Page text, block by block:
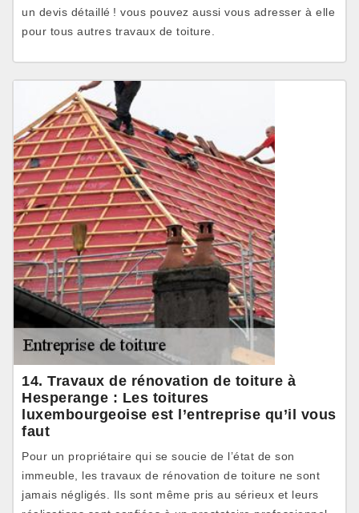
un devis détaillé ! vous pouvez aussi vous adresser à elle
pour tous autres travaux de toiture.
14. Travaux de rénovation de toiture à
Hesperange : Les toitures
luxembourgeoise est l’entreprise qu’il vous
faut
Pour un propriétaire qui se soucie de l’état de son
immeuble, les travaux de rénovation de toiture ne sont
jamais négligés. Ils sont même pris au sérieux et leurs